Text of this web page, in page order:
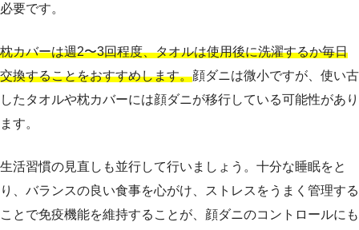
必要です。
枕カバーは週2〜3回程度、タオルは使用後に洗濯するか毎日
交換することをおすすめします。顔ダニは微小ですが、使い古
したタオルや枕カバーには顔ダニが移行している可能性があり
ます。
生活習慣の見直しも並行して行いましょう。十分な睡眠をと
り、バランスの良い食事を心がけ、ストレスをうまく管理する
ことで免疫機能を維持することが、顔ダニのコントロールにも